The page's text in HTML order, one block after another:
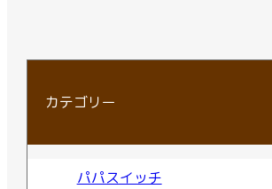
カテゴリー
パパスイッチ